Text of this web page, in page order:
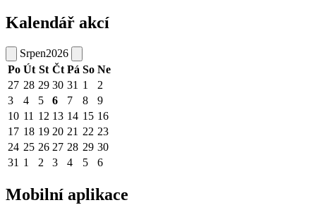
Kalendář akcí
Srpen2026
Po Út St Čt Pá So Ne
27 28 29 30 31 1
2
3
4 5 6 7 8
9
10 11 12 13 14 15 16
17 18 19 20 21 22 23
24 25 26 27 28 29 30
31 1 2 3 4 5 6
Mobilní aplikace